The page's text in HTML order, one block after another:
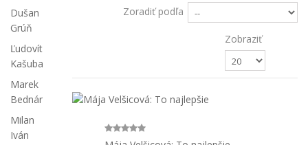
Dušan
Grúň
Ľudovít
Kašuba
Marek
Bednár
Milan
Iván
Zoradiť podľa
Zobraziť